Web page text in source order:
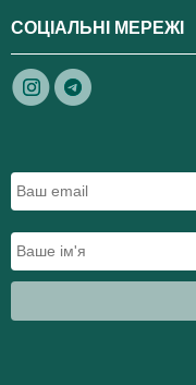
СОЦІАЛЬНІ МЕРЕЖІ